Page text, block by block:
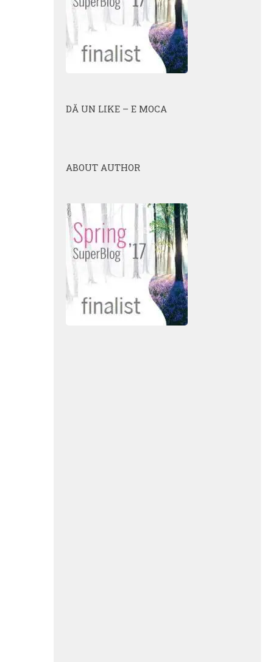
DĂ UN LIKE – E MOCA
ABOUT AUTHOR